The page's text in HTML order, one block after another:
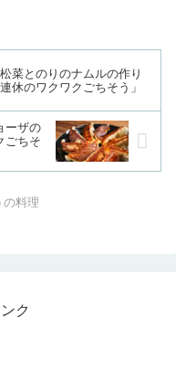
菜とのりのナムルの作り
休のワクワクごちそう」
ーザの
ごちそ
の料理
ク